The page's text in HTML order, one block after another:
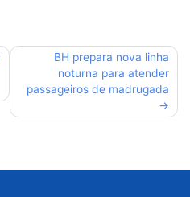
BH prepara nova linha
noturna para atender
passageiros de madrugada